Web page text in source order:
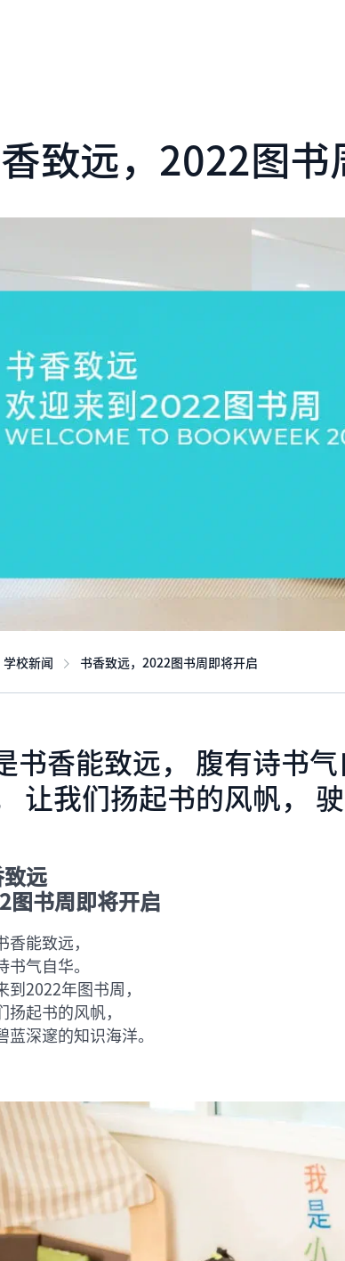
致远，2022图书
学校新闻 书香致远，2022图书周即将开启
书香能致远， 腹有诗书
让我们扬起书的风帆，
远
图书周即将开启
香能致远，
书气自华。
到2022年图书周，
扬起书的风帆，
蓝深邃的知识海洋。